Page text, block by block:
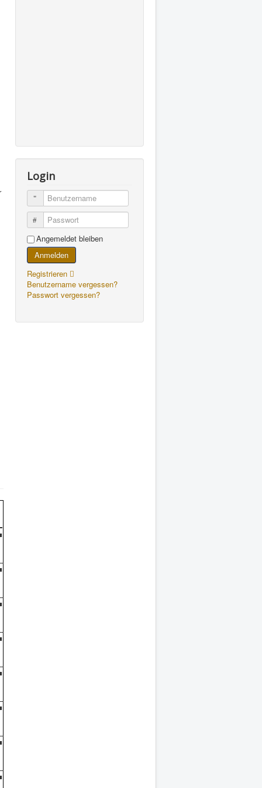
Login
Benutzername
Passwort
Angemeldet bleiben
Anmelden
Registrieren
Benutzername vergessen?
Passwort vergessen?